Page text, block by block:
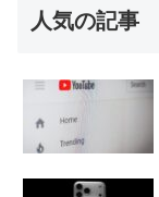
人気の記事